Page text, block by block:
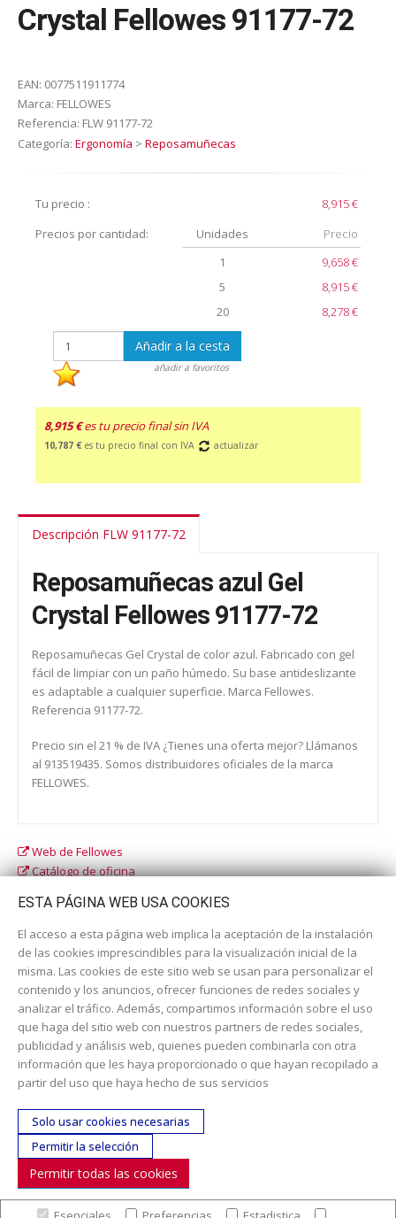
Crystal Fellowes 91177-72
EAN: 0077511911774
Marca: FELLOWES
Referencia: FLW 91177-72
Categoría: Ergonomía > Reposamuñecas
Tu precio :
8,915 €
Precios por cantidad:
Unidades
Precio
1
9,658 €
5
8,915 €
20
8,278 €
Añadir a la cesta
añadir a favoritos
8,915 € es tu precio final sin IVA
10,787 € es tu precio final con IVA actualizar
Descripción FLW 91177-72
Reposamuñecas azul Gel
Crystal Fellowes 91177-72
Reposamuñecas Gel Crystal de color azul. Fabricado con gel
fácil de limpiar con un paño húmedo. Su base antideslizante
es adaptable a cualquier superficie. Marca Fellowes.
Referencia 91177-72.
Precio sin el 21 % de IVA ¿Tienes una oferta mejor? Llámanos
al 913519435. Somos distribuidores oficiales de la marca
FELLOWES.
Web de Fellowes
Catálogo de oficina
Dirección:c/ Cercedilla nº 14, 28925 Alcorcón
Email:contacta aquí
Teléfono:913519435
SÍGUENOS
ESTA PÁGINA WEB USA COOKIES
El acceso a esta página web implica la aceptación de la instalación
de las cookies imprescindibles para la visualización inicial de la
misma. Las cookies de este sitio web se usan para personalizar el
contenido y los anuncios, ofrecer funciones de redes sociales y
analizar el tráfico. Además, compartimos información sobre el uso
que haga del sitio web con nuestros partners de redes sociales,
publicidad y análisis web, quienes pueden combinarla con otra
información que les haya proporcionado o que hayan recopilado a
partir del uso que haya hecho de sus servicios
Solo usar cookies necesarias
Permitir la selección
Permitir todas las cookies